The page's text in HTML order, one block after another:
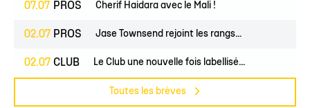
07.07 PROS Cherif Haidara avec le Mali !
02.07 PROS Jase Townsend rejoint les rangs...
02.07 CLUB Le Club une nouvelle fois labellisé...
Toutes les brèves